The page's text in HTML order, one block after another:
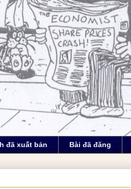
đã xuất bản Bài đã đăng